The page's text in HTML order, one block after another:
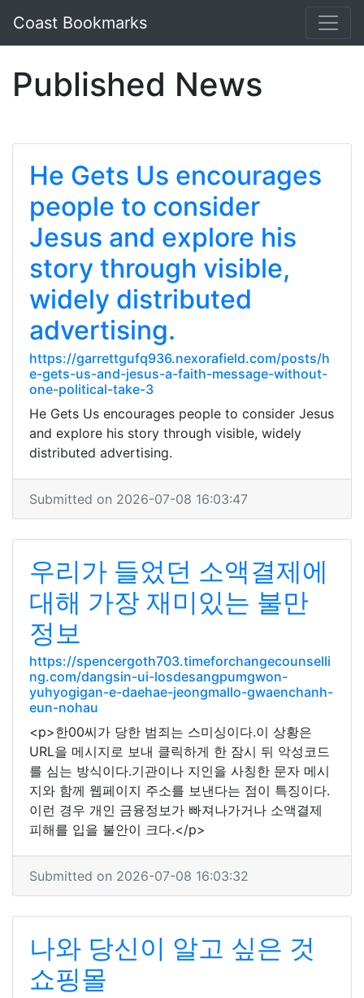
Coast Bookmarks
Published News
He Gets Us encourages
people to consider
Jesus and explore his
story through visible,
widely distributed
advertising.
https://garrettgufq936.nexorafield.com/posts/h
e-gets-us-and-jesus-a-faith-message-without-
one-political-take-3
He Gets Us encourages people to consider Jesus
and explore his story through visible, widely
distributed advertising.
Submitted on 2026-07-08 16:03:47
우리가 들었던 소액결제에
대해 가장 재미있는 불만
정보
https://spencergoth703.timeforchangecounselli
ng.com/dangsin-ui-losdesangpumgwon-
yuhyogigan-e-daehae-jeongmallo-gwaenchanh-
eun-nohau
<p>한00씨가 당한 범죄는 스미싱이다.이 상황은
URL을 메시지로 보내 클릭하게 한 잠시 뒤 악성코드
를 심는 방식이다.기관이나 지인을 사칭한 문자 메시
지와 함께 웹페이지 주소를 보낸다는 점이 특징이다.
이런 경우 개인 금융정보가 빠져나가거나 소액결제
피해를 입을 불안이 크다.</p>
Submitted on 2026-07-08 16:03:32
나와 당신이 알고 싶은 것
쇼핑몰